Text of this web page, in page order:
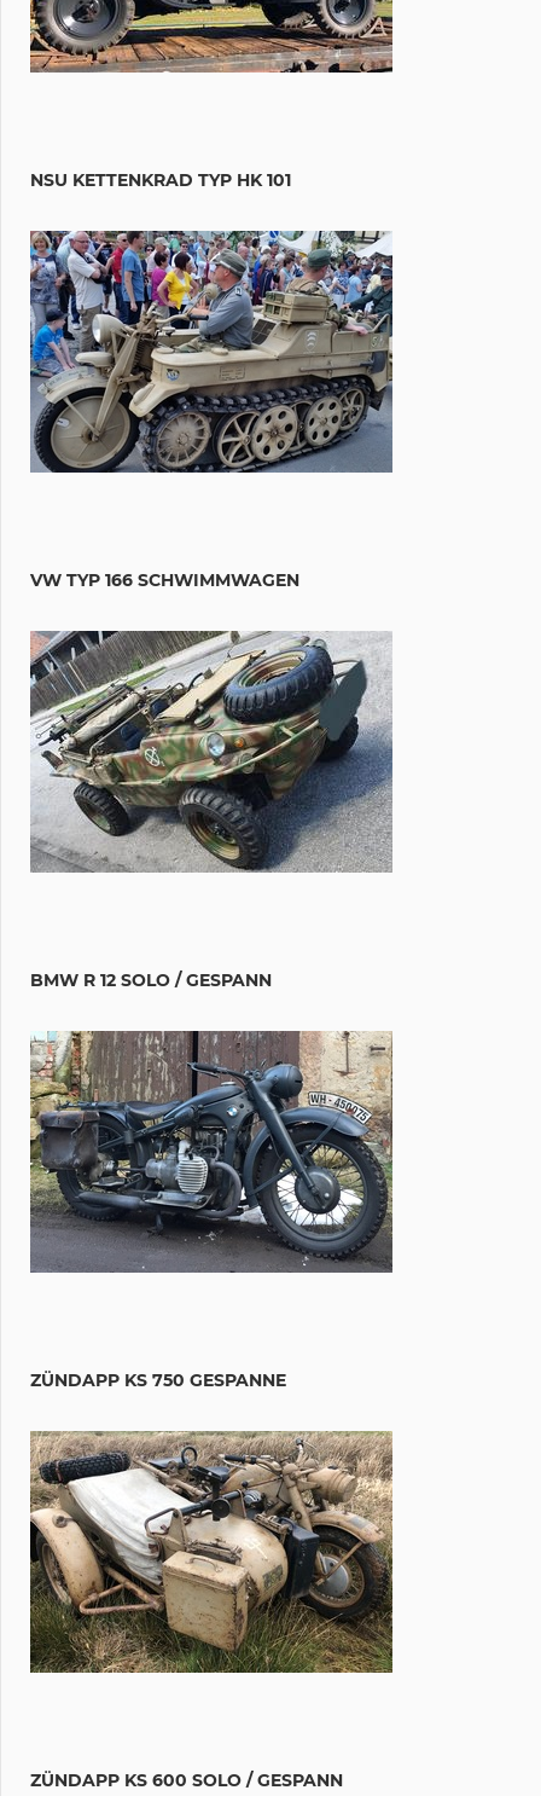
NSU KETTENKRAD TYP HK 101
VW TYP 166 SCHWIMMWAGEN
BMW R 12 SOLO / GESPANN
ZÜNDAPP KS 750 GESPANNE
ZÜNDAPP KS 600 SOLO / GESPANN